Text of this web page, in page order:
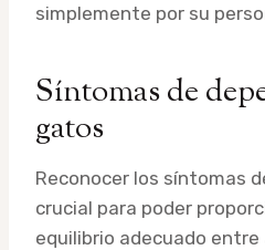
simplemente por su
Síntomas de
gatos
Reconocer los síntomas
crucial para poder
equilibrio adecuado